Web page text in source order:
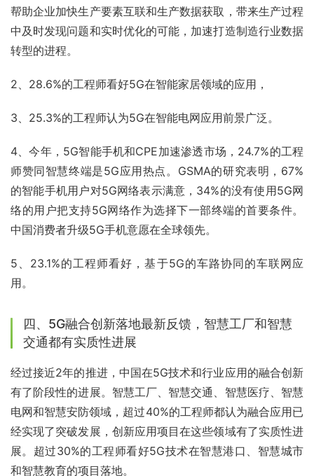
帮助企业加快生产要素互联和生产数据获取，带来生产过程
中及时发现问题和实时优化的可能，加速打造制造行业数据
转型的进程。
2、28.6%的工程师看好5G在智能家居领域的应用，
3、25.3%的工程师认为5G在智能电网应用前景广泛。
4、今年，5G智能手机和CPE加速渗透市场，24.7%的工程
师赞同智慧终端是5G应用热点。GSMA的研究表明，67%
的智能手机用户对5G网络表示满意，34%的没有使用5G网
络的用户把支持5G网络作为选择下一部终端的首要条件。
中国消费者升级5G手机意愿在全球领先。
5、23.1%的工程师看好，基于5G的车路协同的车联网应
用。
四、5G融合创新落地最新反馈，智慧工厂和智慧
交通都有实质性进展
经过接近2年的推进，中国在5G技术和行业应用的融合创新
有了阶段性的进展。智慧工厂、智慧交通、智慧医疗、智慧
电网和智慧安防领域，超过40%的工程师都认为融合应用已
经实现了突破发展，创新应用项目在这些领域有了实质性进
展。超过30%的工程师看好5G技术在智慧港口、智慧城市
和智慧教育的项目落地。